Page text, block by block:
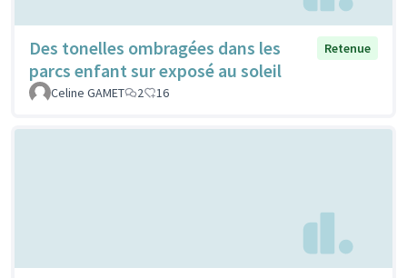
Des tonelles ombragées dans les
parcs enfant sur exposé au soleil
Retenue
Celine GAMET 2 16